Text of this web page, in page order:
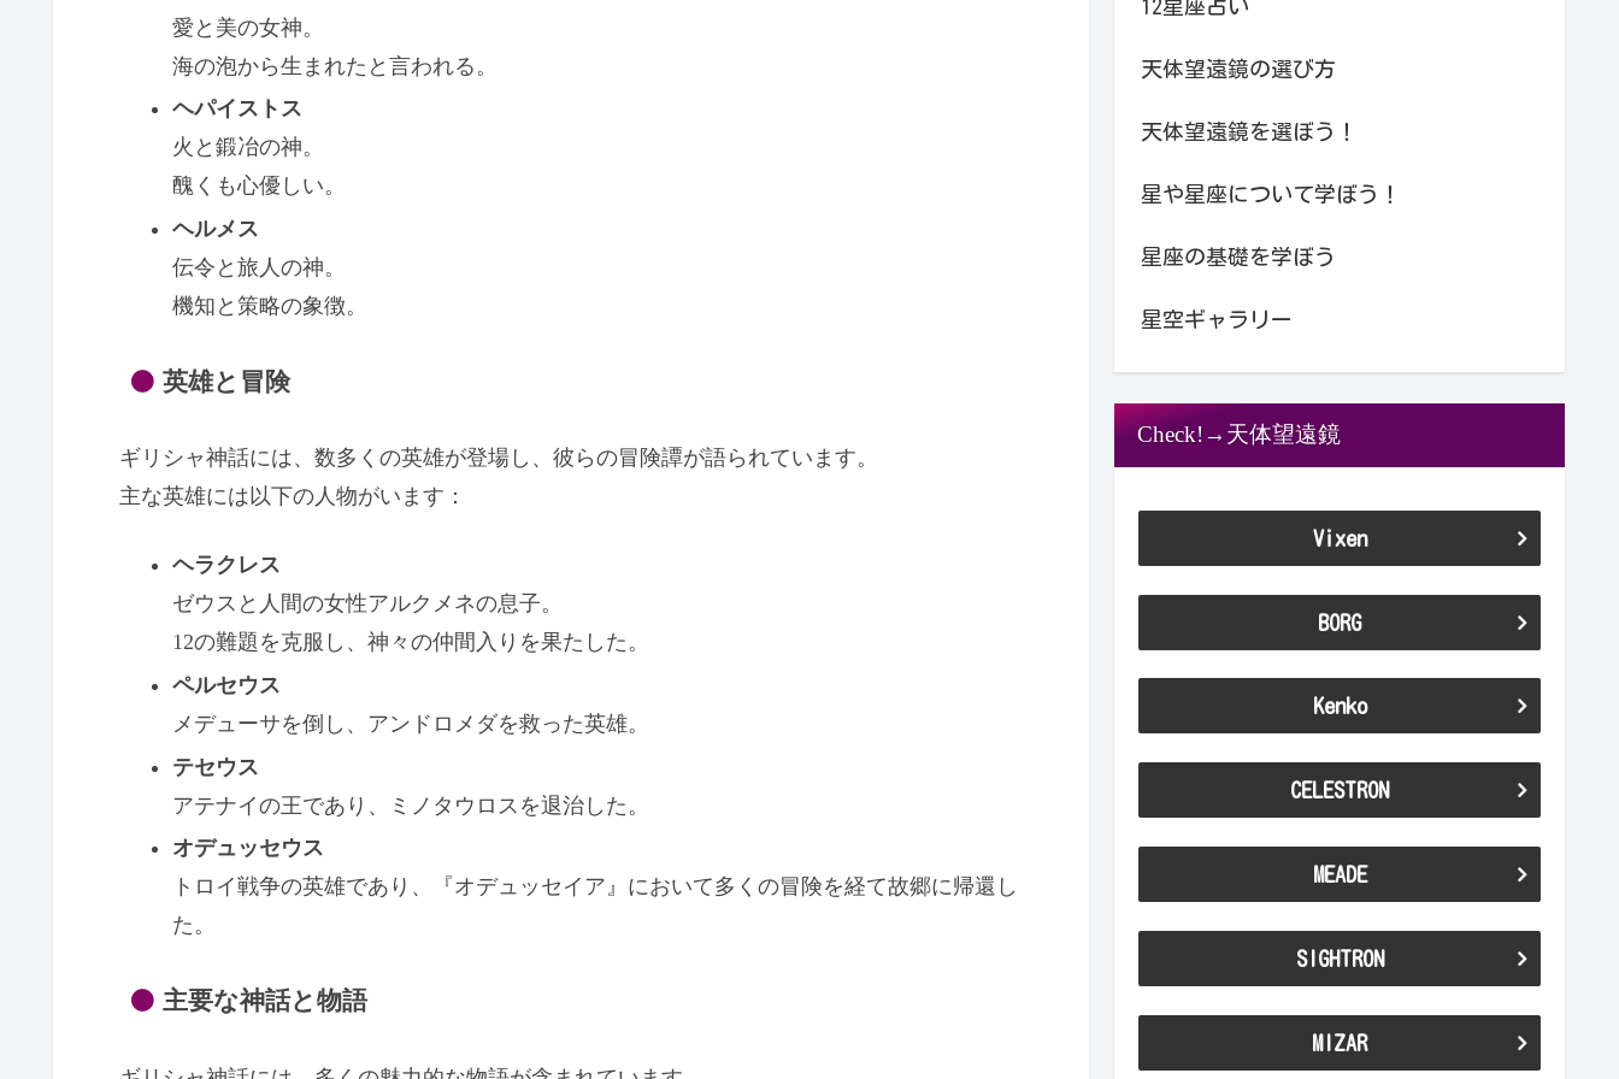
愛と美の女神。
海の泡から生まれたと言われる。
ヘパイストス
火と鍛冶の神。
醜くも心優しい。
ヘルメス
伝令と旅人の神。
機知と策略の象徴。
英雄と冒険
ギリシャ神話には、数多くの英雄が登場し、彼らの冒険譚が語られています。
主な英雄には以下の人物がいます：
ヘラクレス
ゼウスと人間の女性アルクメネの息子。
12の難題を克服し、神々の仲間入りを果たした。
ペルセウス
メデューサを倒し、アンドロメダを救った英雄。
テセウス
アテナイの王であり、ミノタウロスを退治した。
オデュッセウス
トロイ戦争の英雄であり、『オデュッセイア』において多くの冒険を経て故郷に帰還し
た。
主要な神話と物語
12星座占い
天体望遠鏡の選び方
天体望遠鏡を選ぼう！
星や星座について学ぼう！
星座の基礎を学ぼう
星空ギャラリー
Check!→天体望遠鏡
Vixen
BORG
Kenko
CELESTRON
MEADE
SIGHTRON
MIZAR